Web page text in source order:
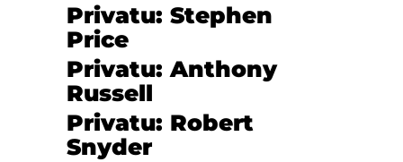
Privatu: Stephen
Price
Privatu: Anthony
Russell
Privatu: Robert
Snyder